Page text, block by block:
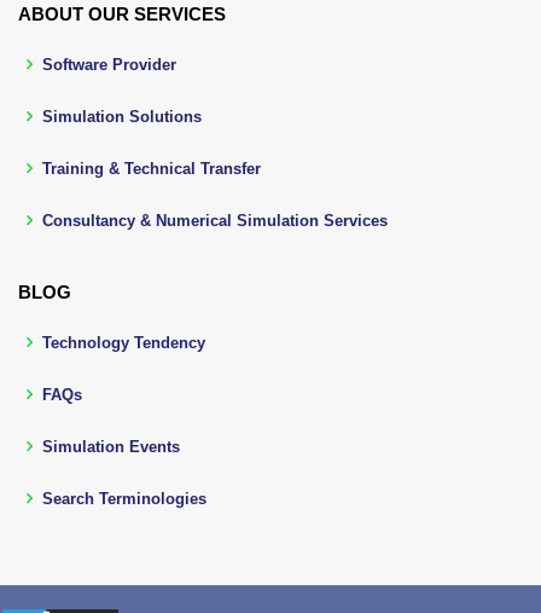
ABOUT OUR SERVICES
Software Provider
Simulation Solutions
Training & Technical Transfer
Consultancy & Numerical Simulation Services
BLOG
Technology Tendency
FAQs
Simulation Events
Search Terminologies